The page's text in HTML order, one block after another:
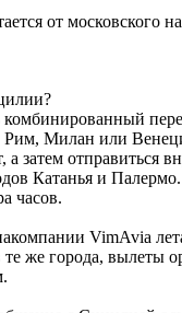
от московского
Рим, Милан или
затем отправиться
Катанья и
часов.
VimAvia
же города, вылеты